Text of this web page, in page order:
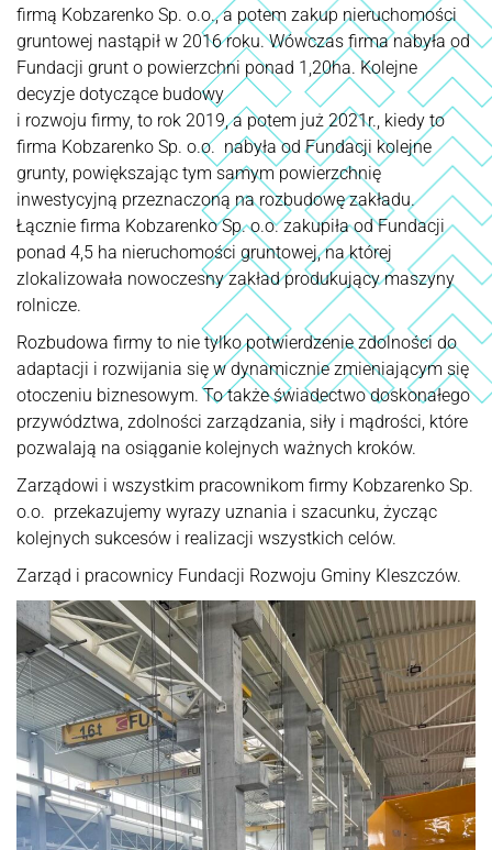
firmą Kobzarenko Sp. o.o., a potem zakup nieruchomości
gruntowej nastąpił w 2016 roku. Wówczas firma nabyła od
Fundacji grunt o powierzchni ponad 1,20ha. Kolejne
decyzje dotyczące budowy
i rozwoju firmy, to rok 2019, a potem już 2021r., kiedy to
firma Kobzarenko Sp. o.o. nabyła od Fundacji kolejne
grunty, powiększając tym samym powierzchnię
inwestycyjną przeznaczoną na rozbudowę zakładu.
Łącznie firma Kobzarenko Sp. o.o. zakupiła od Fundacji
ponad 4,5 ha nieruchomości gruntowej, na której
zlokalizowała nowoczesny zakład produkujący maszyny
rolnicze.
Rozbudowa firmy to nie tylko potwierdzenie zdolności do
adaptacji i rozwijania się w dynamicznie zmieniającym się
otoczeniu biznesowym. To także świadectwo doskonałego
przywództwa, zdolności zarządzania, siły i mądrości, które
pozwalają na osiąganie kolejnych ważnych kroków.
Zarządowi i wszystkim pracownikom firmy Kobzarenko Sp.
o.o. przekazujemy wyrazy uznania i szacunku, życząc
kolejnych sukcesów i realizacji wszystkich celów.
Zarząd i pracownicy Fundacji Rozwoju Gminy Kleszczów.